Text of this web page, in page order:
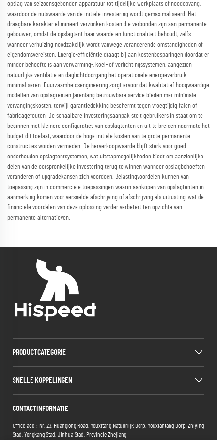
opslag van seizoensgebonden apparatuur tot tijdelijke werkplaats of noodopvang,
waardoor de nutswaarde van de initiële investering wordt gemaximaliseerd. Het
draagbare karakter elimineert verzonken kosten die verbonden zijn aan permanente
gebouwen, omdat de opslagtent haar waarde en functionaliteit behoudt, zelfs
wanneer verhuizing noodzakelijk wordt vanwege veranderende omstandigheden of
eigendomsvereisten. Energie-efficiëntie draagt bij aan kostenbesparingen doordat er
minder behoefte is aan verwarming-, koel- of verlichtingssystemen, aangezien
natuurlijke ventilatie en daglichtdoorgang het operationele energieverbruik
minimaliseren. Duurzaamheidsengineering zorgt ervoor dat kwalitatief hoogwaardige
modellen van opslagtenten jarenlang betrouwbare service bieden met minimale
vervangingskosten, terwijl garantiedekking beschermt tegen vroegtijdig falen of
fabricagefouten. De schaalbare investeringsaanpak stelt gebruikers in staat om te
beginnen met kleinere configuraties van opslagtenten en uit te breiden naarmate het
budget dit toelaat, waardoor de hoge initiële kosten van te grote permanente
constructies worden vermeden. De herverkoopwaarde blijft sterk voor goed
onderhouden opslagtentsystemen, wat uitstapmogelijkheden biedt om aanzienlijke
delen van de oorspronkelijke investering terug te winnen wanneer opslagbehoeften
veranderen of upgradekansen zich voordoen. Belastingvoordelen kunnen van
toepassing zijn in commerciële toepassingen waarin aankopen van opslagtenten in
aanmerking komen voor versnelde afschrijving of afschrijving als uitrusting, wat de
financiële voordelen van deze oplossing verder verbetert ten opzichte van
permanente alternatieven.
PRODUCTCATEGORIE
SNELLE KOPPELINGEN
CONTACTINFORMATIE
Office add : Nr. 23, Huanglong Road, Youxitang Natuurlijk Dorp, Youxiantang Dorp, Zhiying
Stad, Yongkang Stad, Jinhua Stad, Provincie Zhejiang